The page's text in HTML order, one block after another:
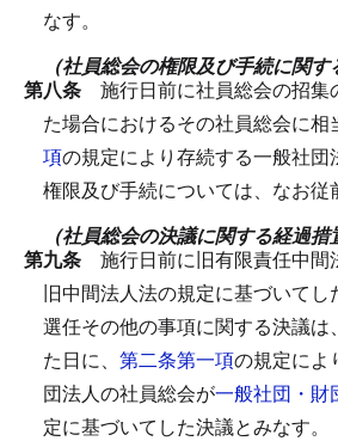
なす。
（社員総会の権限及び手続に関す
第八条 施行日前に社員総会の招集
た場合におけるその社員総会に相
項の規定により存続する一般社団
権限及び手続については、なお従
（社員総会の決議に関する経過措
第九条 施行日前に旧有限責任中間
旧中間法人法の規定に基づいて
選任その他の事項に関する決議は
た日に、 第二条第一項の規定によ
団法人の社員総会が一般社団・財
定に基づいてした決議とみなす。